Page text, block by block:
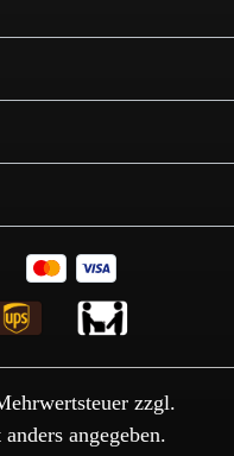
zzgl.
angegeben.